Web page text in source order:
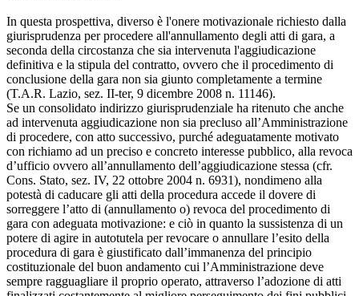
In questa prospettiva, diverso è l'onere motivazionale richiesto dalla
giurisprudenza per procedere all'annullamento degli atti di gara, a
seconda della circostanza che sia intervenuta l'aggiudicazione
definitiva e la stipula del contratto, ovvero che il procedimento di
conclusione della gara non sia giunto completamente a termine
(T.A.R. Lazio, sez. II-ter, 9 dicembre 2008 n. 11146).
Se un consolidato indirizzo giurisprudenziale ha ritenuto che anche
ad intervenuta aggiudicazione non sia precluso all’Amministrazione
di procedere, con atto successivo, purché adeguatamente motivato
con richiamo ad un preciso e concreto interesse pubblico, alla revoca
d’ufficio ovvero all’annullamento dell’aggiudicazione stessa (cfr.
Cons. Stato, sez. IV, 22 ottobre 2004 n. 6931), nondimeno alla
potestà di caducare gli atti della procedura accede il dovere di
sorreggere l’atto di (annullamento o) revoca del procedimento di
gara con adeguata motivazione: e ciò in quanto la sussistenza di un
potere di agire in autotutela per revocare o annullare l’esito della
procedura di gara è giustificato dall’immanenza del principio
costituzionale del buon andamento cui l’Amministrazione deve
sempre ragguagliare il proprio operato, attraverso l’adozione di atti